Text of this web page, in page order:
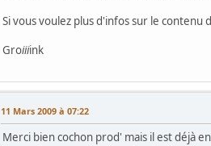
Si vous voulez plus d'infos sur le contenu
Groiiiink
11 Mars 2009 à 07:22
Merci bien cochon prod' mais il est déjà